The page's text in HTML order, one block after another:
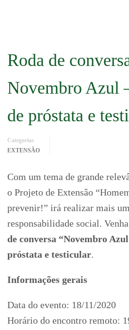
Roda de
Novembro Azul
de próstata e
Categorias
EXTENSÃO
Com um tema de grande
o Projeto de Extensão
prevenir!” irá realizar mais
responsabilidade social.
de conversa “Novembro
próstata e testicular.
Informações gerais
Data do evento: 18/11/2020
Horário do encontro remoto: